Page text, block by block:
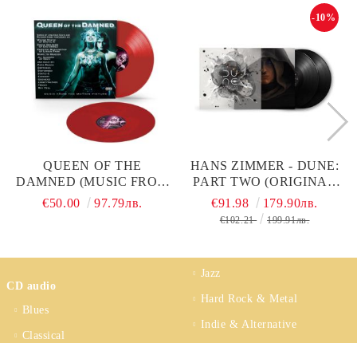
QUEEN OF THE
DAMNED (MUSIC FROM
THE MOTION PICTURE)
VINYL)
€50.00 97.79лв.
HANS ZIMMER - DUNE:
PART TWO (ORIGINAL
MOTION PICTURE
SOUNDTRACK) (2 X
-10%
€91.98 179.90лв.
€102.21 199.91лв.
CD audio
Blues
Classical
Jazz
Hard Rock & Metal
Indie & Alternative